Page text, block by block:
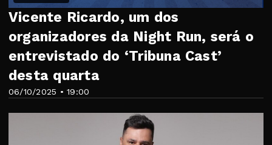
06/10/2025 • 19:00
Vicente Ricardo, um dos
organizadores da Night Run, será o
entrevistado do ‘Tribuna Cast’
desta quarta